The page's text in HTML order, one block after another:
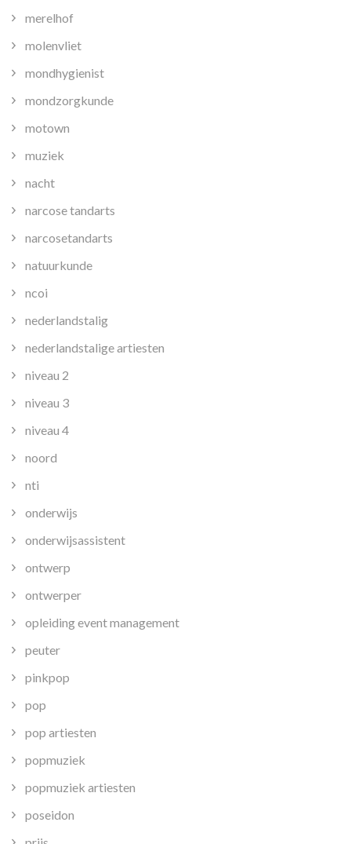
merelhof
molenvliet
mondhygienist
mondzorgkunde
motown
muziek
nacht
narcose tandarts
narcosetandarts
natuurkunde
ncoi
nederlandstalig
nederlandstalige artiesten
niveau 2
niveau 3
niveau 4
noord
nti
onderwijs
onderwijsassistent
ontwerp
ontwerper
opleiding event management
peuter
pinkpop
pop
pop artiesten
popmuziek
popmuziek artiesten
poseidon